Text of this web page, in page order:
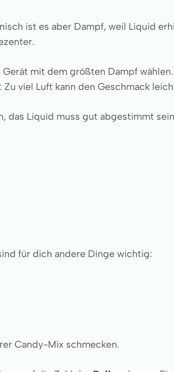
ist es aber Dampf, weil Liquid
mit dem größten Dampf
viel Luft kann den Geschmack
das Liquid muss gut abgestimmt
für dich andere Dinge wichtig:
Candy-Mix schmecken.